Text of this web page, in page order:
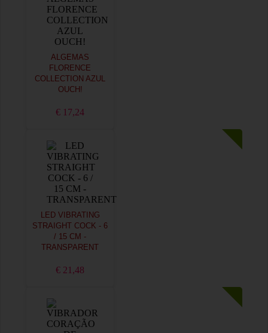
ALGEMAS
FLORENCE
COLLECTION AZUL
OUCH!
€ 17,24
LED VIBRATING
STRAIGHT COCK - 6
/ 15 CM -
TRANSPARENT
€ 21,48